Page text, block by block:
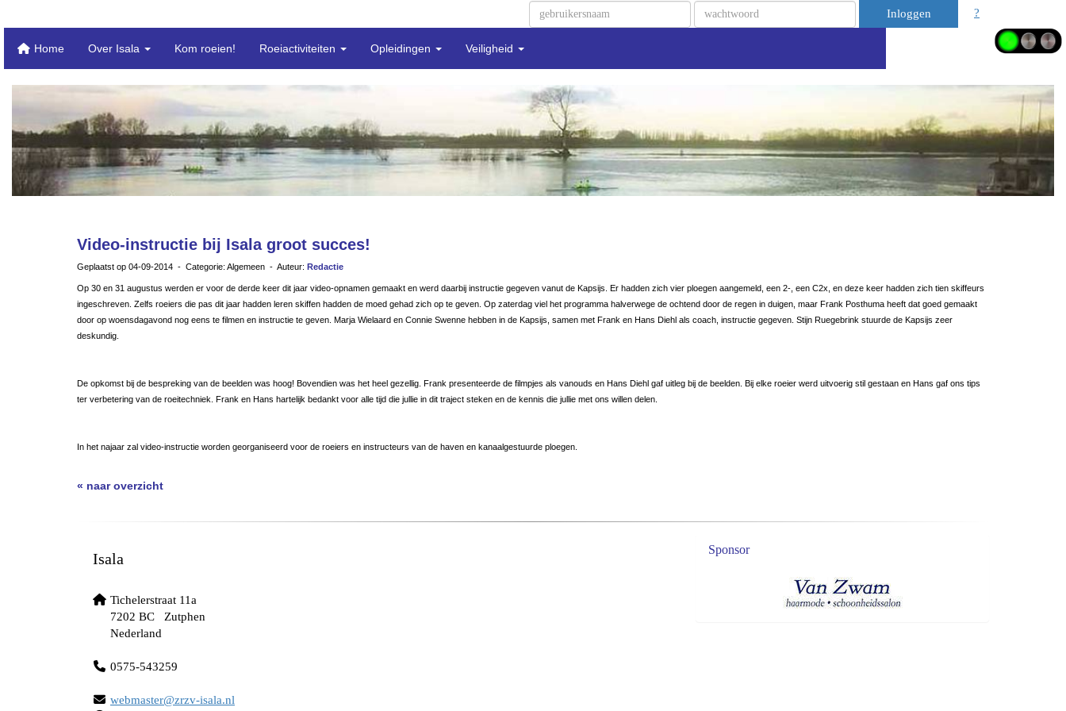
Inloggen ?
Home Over Isala Kom roeien! Roeiactiviteiten Opleidingen Veiligheid
Video-instructie bij Isala groot succes!
Geplaatst op 04-09-2014 - Categorie: Algemeen - Auteur: Redactie
Op 30 en 31 augustus werden er voor de derde keer dit jaar video-opnamen gemaakt en werd daarbij instructie gegeven vanut de Kapsijs. Er hadden zich vier ploegen aangemeld, een 2-, een C2x, en deze keer hadden zich tien skiffeurs
ingeschreven. Zelfs roeiers die pas dit jaar hadden leren skiffen hadden de moed gehad zich op te geven. Op zaterdag viel het programma halverwege de ochtend door de regen in duigen, maar Frank Posthuma heeft dat goed gemaakt
door op woensdagavond nog eens te filmen en instructie te geven. Marja Wielaard en Connie Swenne hebben in de Kapsijs, samen met Frank en Hans Diehl als coach, instructie gegeven. Stijn Ruegebrink stuurde de Kapsijs zeer
deskundig.
De opkomst bij de bespreking van de beelden was hoog! Bovendien was het heel gezellig. Frank presenteerde de filmpjes als vanouds en Hans Diehl gaf uitleg bij de beelden. Bij elke roeier werd uitvoerig stil gestaan en Hans gaf ons tips
ter verbetering van de roeitechniek. Frank en Hans hartelijk bedankt voor alle tijd die jullie in dit traject steken en de kennis die jullie met ons willen delen.
In het najaar zal video-instructie worden georganiseerd voor de roeiers en instructeurs van de haven en kanaalgestuurde ploegen.
« naar overzicht
Isala
Tichelerstraat 11a
7202 BC Zutphen
Nederland
0575-543259
retsambew@zrzv-isala.nl
Sponsor